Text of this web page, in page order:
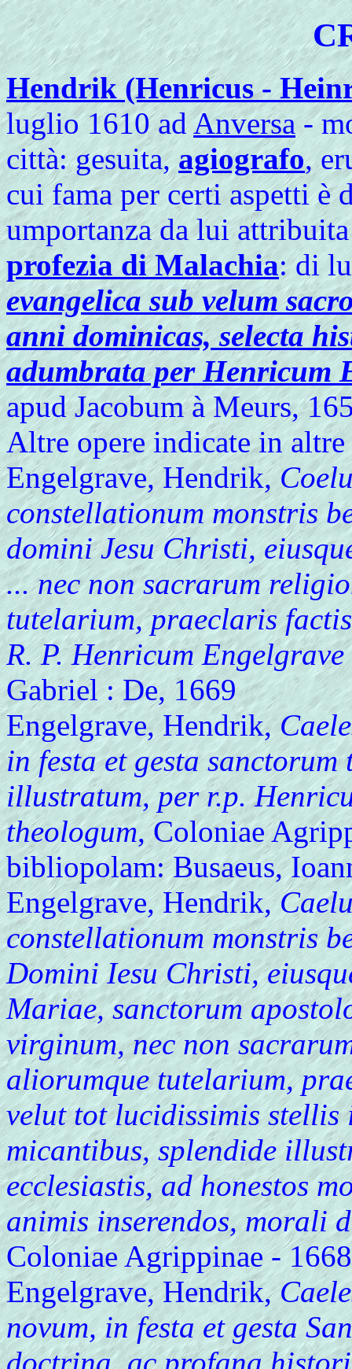
Hendrik (Henricus -
luglio 1610 adAnversa-
città: gesuita,agiografo,
cui fama per certi aspetti è
umportanza da lui
profezia di Malachia: di
evangelica sub velum
anni dominicas, selecta
adumbrata per Henricum
apud Jacobum à Meurs,
Altre opere indicate in
Engelgrave, Hendrik,
constellationum monstris
domini Jesu Christi,
... nec non sacrarum
tutelarium, praeclaris
R. P. Henricum Engelgrave
Gabriel : De, 1669
Engelgrave, Hendrik,
in festa et gesta
illustratum, per r.p.
theologum, Coloniae
bibliopolam: Busaeus,
Engelgrave, Hendrik,
constellationum monstris
Domini Iesu Christi,
Mariae, sanctorum
virginum, nec non
aliorumque tutelarium,
velut tot lucidissimis stellis
micantibus, splendide
ecclesiastis, ad honestos
animis inserendos, morali
Coloniae Agrippinae -
Engelgrave, Hendrik,
novum, in festa et gesta
doctrina, ac profana